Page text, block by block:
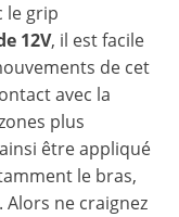
le grip
12V, il est facile
de cet
avec la
plus
être appliqué
le bras,
Alors ne craignez